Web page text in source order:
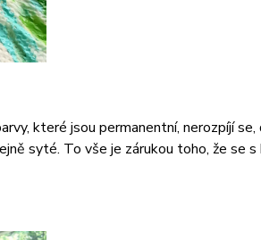
které jsou permanentní, nerozpíjí se,
syté. To vše je zárukou toho, že se